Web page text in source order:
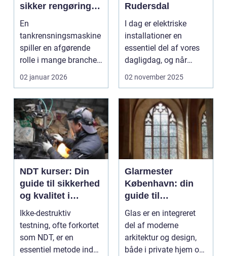
sikker rengøring af
proces- og
lagertanke
En
tankrensningsmaskine
spiller en afgørende
rolle i mange brancher,
hvor hygiejne,
sikkerhed...
02 januar 2026
Rudersdal
I dag er elektriske
installationer en
essentiel del af vores
dagligdag, og når
noget går...
02 november 2025
NDT kurser: Din
guide til sikkerhed
og kvalitet i
inspektioner
Ikke-destruktiv
testning, ofte forkortet
som NDT, er en
essentiel metode inden
Glarmester
København: din
guide til
glasløsninger i
hovedstaden
Glas er en integreret
del af moderne
arkitektur og design,
både i private hjem og